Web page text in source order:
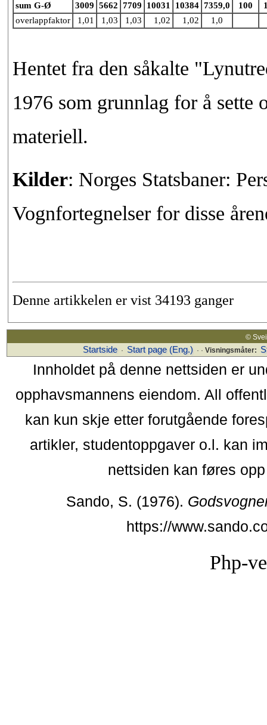
sum G-Ø
3009 5662 7709 10031 10384 7359,0 100
overlappfaktor
1,01 1,03 1,03 1,02 1,02 1,0
Hentet fra den såkalte
1976 som grunnlag for å sette
materiell.
Kilder: Norges Statsbaner:
Vognfortegnelser for disse
Denne artikkelen er vist 34193 ganger
©
Startside · Start page (Eng.) · · Visningsmåter:
Innholdet på denne nettsiden er
opphavsmannens eiendom. All
kan kun skje etter forutgående
artikler, studentoppgaver o.l. kan
nettsiden kan føres
Sando, S. (1976).
https://
Php-